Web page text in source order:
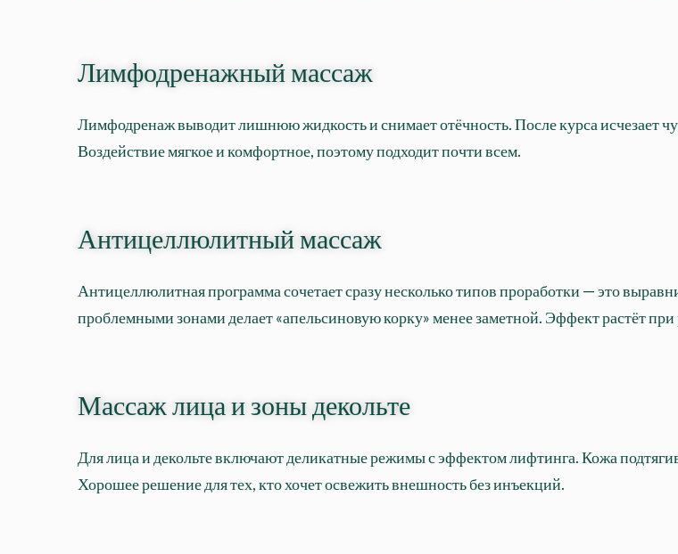
Лимфодренажный массаж
Лимфодренаж выводит лишнюю жидкость и снимает отёчность. После курса исчезает
Воздействие мягкое и комфортное, поэтому подходит почти всем.
Антицеллюлитный массаж
Антицеллюлитная программа сочетает сразу несколько типов проработки — это
проблемными зонами делает «апельсиновую корку» менее заметной. Эффект растёт
Массаж лица и зоны декольте
Для лица и декольте включают деликатные режимы с эффектом лифтинга. Кожа
Хорошее решение для тех, кто хочет освежить внешность без инъекций.